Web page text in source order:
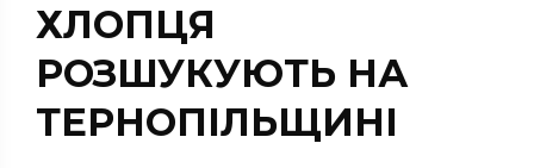
ХЛОПЦЯ
РОЗШУКУЮТЬ НА
ТЕРНОПІЛЬЩИНІ